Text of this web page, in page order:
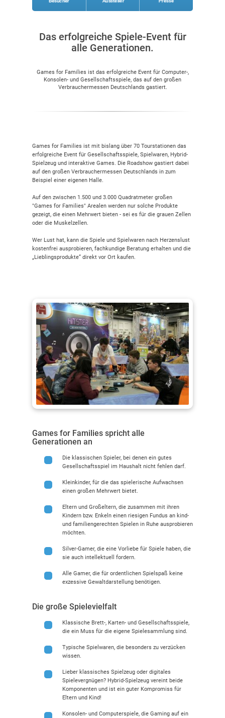
Das erfolgreiche Spiele-Event für
alle Generationen.
Games for Families ist das erfolgreiche Event für Computer-,
Konsolen- und Gesellschaftsspiele, das auf den großen
Verbrauchermessen Deutschlands gastiert.
Games for Families ist mit bislang über 70 Tourstationen das
erfolgreiche Event für Gesellschaftsspiele, Spielwaren, Hybrid-
Spielzeug und interaktive Games. Die Roadshow gastiert dabei
auf den großen Verbrauchermessen Deutschlands in zum
Beispiel einer eigenen Halle.
Auf den zwischen 1.500 und 3.000 Quadratmeter großen
"Games for Families" Arealen werden nur solche Produkte
gezeigt, die einen Mehrwert bieten - sei es für die grauen Zellen
oder die Muskelzellen.
Wer Lust hat, kann die Spiele und Spielwaren nach Herzenslust
kostenfrei ausprobieren, fachkundige Beratung erhalten und die
„Lieblingsprodukte“ direkt vor Ort kaufen.
Games for Families spricht alle
Generationen an
Die klassischen Spieler, bei denen ein gutes
Gesellschaftsspiel im Haushalt nicht fehlen darf.
Kleinkinder, für die das spielerische Aufwachsen
einen großen Mehrwert bietet.
Eltern und Großeltern, die zusammen mit ihren
Kindern bzw. Enkeln einen riesigen Fundus an kind-
und familiengerechten Spielen in Ruhe ausprobieren
möchten.
Silver-Gamer, die eine Vorliebe für Spiele haben, die
sie auch intellektuell fordern.
Alle Gamer, die für ordentlichen Spielspaß keine
exzessive Gewaltdarstellung benötigen.
Die große Spielevielfalt
Klassische Brett-, Karten- und Gesellschaftsspiele,
die ein Muss für die eigene Spielesammlung sind.
Typische Spielwaren, die besonders zu verzücken
wissen.
Lieber klassisches Spielzeug oder digitales
Spielevergnügen? Hybrid-Spielzeug vereint beide
Komponenten und ist ein guter Kompromiss für
Eltern und Kind!
Konsolen- und Computerspiele, die Gaming auf ein